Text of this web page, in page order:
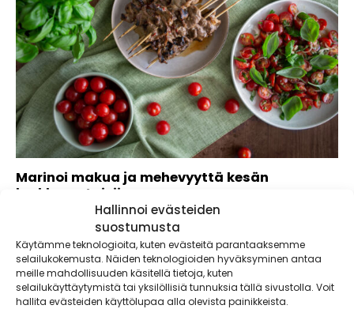
Hallinnoi evästeiden
suostumusta
Käytämme teknologioita, kuten evästeitä parantaaksemme
selailukokemusta. Näiden teknologioiden hyväksyminen antaa
meille mahdollisuuden käsitellä tietoja, kuten
selailukäyttäytymistä tai yksilöllisiä tunnuksia tällä sivustolla. Voit
hallita evästeiden käyttölupaa alla olevista painikkeista.
Marinoi makua ja mehevyyttä kesän
herkkuvartaisiin
Tänä kesänä otetaan haltuun marinoinnin salat ja grillataan
entistäkin maukkaampia herkkuja. Grillasit sitten...